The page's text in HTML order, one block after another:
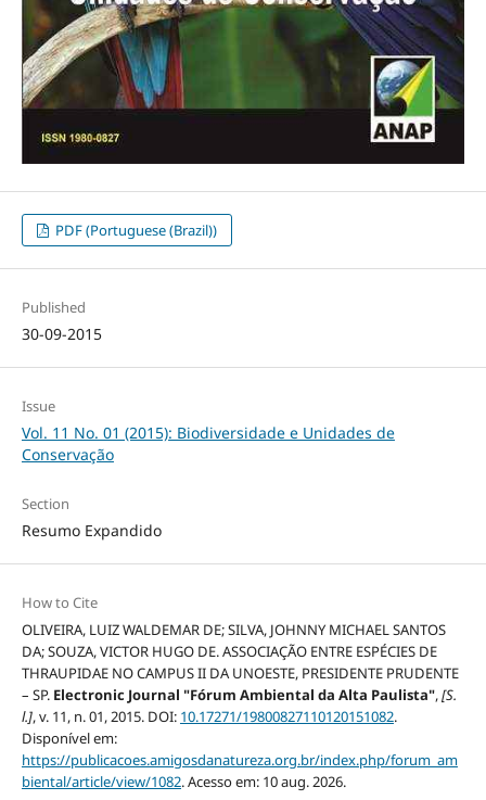
PDF (Portuguese (Brazil))
Published
30-09-2015
Issue
Vol. 11 No. 01 (2015): Biodiversidade e Unidades de
Conservação
Section
Resumo Expandido
How to Cite
OLIVEIRA, LUIZ WALDEMAR DE; SILVA, JOHNNY MICHAEL SANTOS
DA; SOUZA, VICTOR HUGO DE. ASSOCIAÇÃO ENTRE ESPÉCIES DE
THRAUPIDAE NO CAMPUS II DA UNOESTE, PRESIDENTE PRUDENTE
– SP. Electronic Journal "Fórum Ambiental da Alta Paulista",[S.
l.], v. 11, n. 01, 2015. DOI: 10.17271/19800827110120151082.
Disponível em:
https://publicacoes.amigosdanatureza.org.br/index.php/forum_am
biental/article/view/1082. Acesso em: 10 aug. 2026.